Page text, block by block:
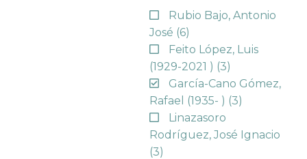
Rubio Bajo, Antonio
José (6)
Feito López, Luis
(1929-2021 ) (3)
García-Cano Gómez,
Rafael (1935- ) (3)
Linazasoro
Rodríguez, José Ignacio
(3)